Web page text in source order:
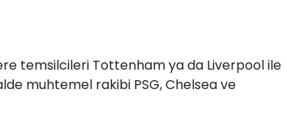
temsilcileri Tottenham ya da Liverpool ile
muhtemel rakibi PSG, Chelsea ve